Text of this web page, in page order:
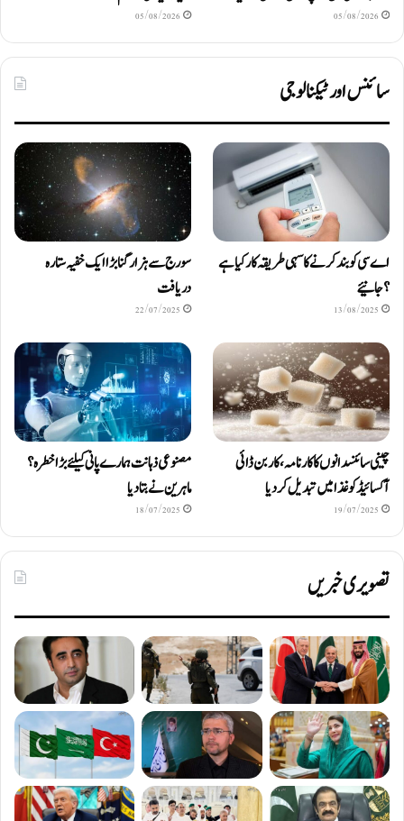
05/08/2026
05/08/2026
سائنس اور ٹیکنالوجی
اے سی کو بند کرنے کا سہی طریقہ کار کیا ہے
؟ جانیئے
13/08/2025
سورج سے ہزار گنا بڑا ایک خفیہ ستارہ
دریافت
22/07/2025
چینی سائنسدانوں کا کارنامہ، کاربن ڈائی
آکسائیڈ کو غذا میں تبدیل کردیا
19/07/2025
مصنوعی ذہانت ہمارے پانی کیلئے بڑا خطرہ؟
ماہرین نے بتا دیا
18/07/2025
تصویری خبریں